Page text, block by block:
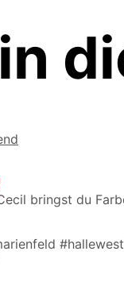
bringst du